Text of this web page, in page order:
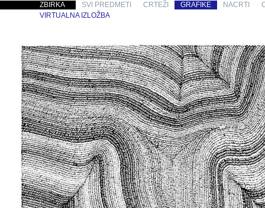
ZBIRKA
SVI PREDMETI CRTEŽI GRAFIKE NACRTI
VIRTUALNA IZLOŽBA